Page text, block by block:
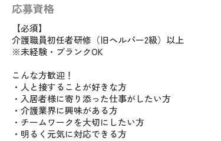
応募資格
【必須】
介護職員初任者研修（旧ヘルパー2級）以上
※未経験・ブランクOK
こんな方歓迎！
・人と接することが好きな方
・入居者様に寄り添った仕事がしたい方
・介護業界に興味がある方
・チームワークを大切にしたい方
・明るく元気に対応できる方